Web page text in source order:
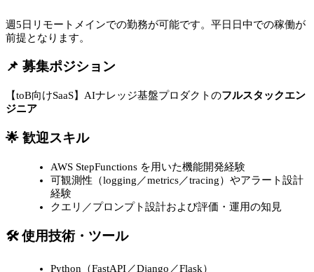
週5日リモートメインでの勤務が可能です。平日日中での稼働が
前提となります。
📌 募集ポジション
【toB向けSaaS】AIナレッジ基盤プロダクトのフルスタックエン
ジニア
🌟 歓迎スキル
AWS StepFunctions を用いた機能開発経験
可観測性（logging／metrics／tracing）やアラート設計
経験
クエリ／プロンプト設計および評価・運用の知見
🛠 使用技術・ツール
Python（FastAPI／Django／Flask）